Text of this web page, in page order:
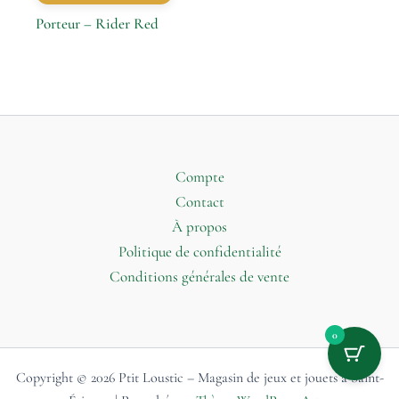
Porteur – Rider Red
Compte
Contact
À propos
Politique de confidentialité
Conditions générales de vente
Copyright © 2026 Ptit Loustic – Magasin de jeux et jouets à Saint-
0